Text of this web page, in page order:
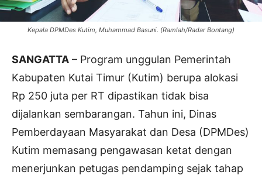
Kepala DPMDes Kutim, Muhammad Basuni. (Ramlah/Radar Bontang)
SANGATTA – Program unggulan Pemerintah
Kabupaten Kutai Timur (Kutim) berupa alokasi
Rp 250 juta per RT dipastikan tidak bisa
dijalankan sembarangan. Tahun ini, Dinas
Pemberdayaan Masyarakat dan Desa (DPMDes)
Kutim memasang pengawasan ketat dengan
menerjunkan petugas pendamping sejak tahap